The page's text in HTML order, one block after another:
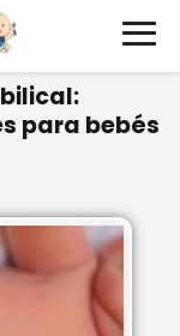
para bebés